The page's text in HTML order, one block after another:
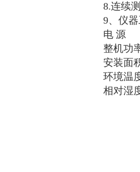
8.连续
9、仪
电 源
整机功
安装面
环境温
相对湿